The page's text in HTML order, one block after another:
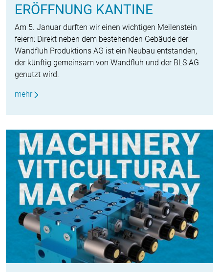
ERÖFFNUNG KANTINE
Am 5. Januar durften wir einen wichtigen Meilenstein
feiern: Direkt neben dem bestehenden Gebäude der
Wandfluh Produktions AG ist ein Neubau entstanden,
der künftig gemeinsam von Wandfluh und der BLS AG
genutzt wird.
mehr